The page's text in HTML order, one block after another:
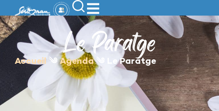
principal
Le Paratge
Accueil ༄Agenda༄ Le Paratge